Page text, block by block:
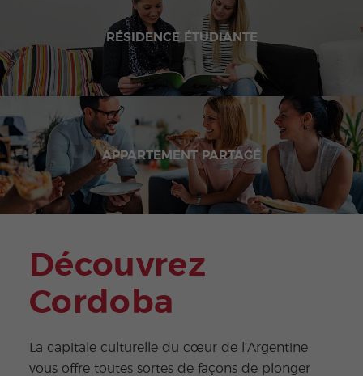
RÉSIDENCE ÉTUDIANTE
APPARTEMENT PARTAGÉ
Découvrez
Cordoba
La capitale culturelle du cœur de l’Argentine
vous offre toutes sortes de façons de plonger